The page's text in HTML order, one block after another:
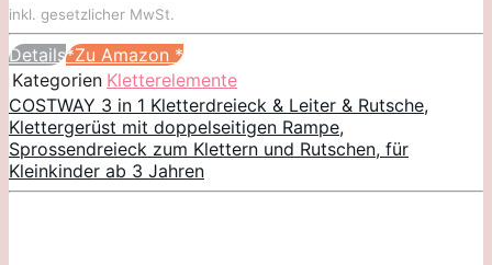
inkl. gesetzlicher MwSt.
Details*Zu Amazon *
Kategorien Kletterelemente
COSTWAY 3 in 1 Kletterdreieck & Leiter & Rutsche,
Klettergerüst mit doppelseitigen Rampe,
Sprossendreieck zum Klettern und Rutschen, für
Kleinkinder ab 3 Jahren